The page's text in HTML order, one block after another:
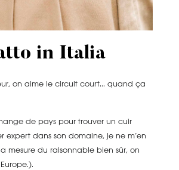
in Italia
on aime le circuit court...quand ça
de pays pour trouver un cuir
expert dans son domaine, je ne m’en
mesure du raisonnable bien sûr, on